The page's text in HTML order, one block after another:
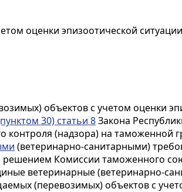
оценки эпизоотической
объектов с учетом оценки
30) статьи 8Закона
контроля (надзора) на таможенной
(ветеринарно-санитарными)
Комиссии таможенного
ветеринарные (ветеринарно-
(перевозимых) объектов с